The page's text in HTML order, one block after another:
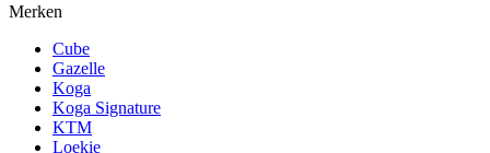
Merken
Cube
Gazelle
Koga
Koga Signature
KTM
Loekie